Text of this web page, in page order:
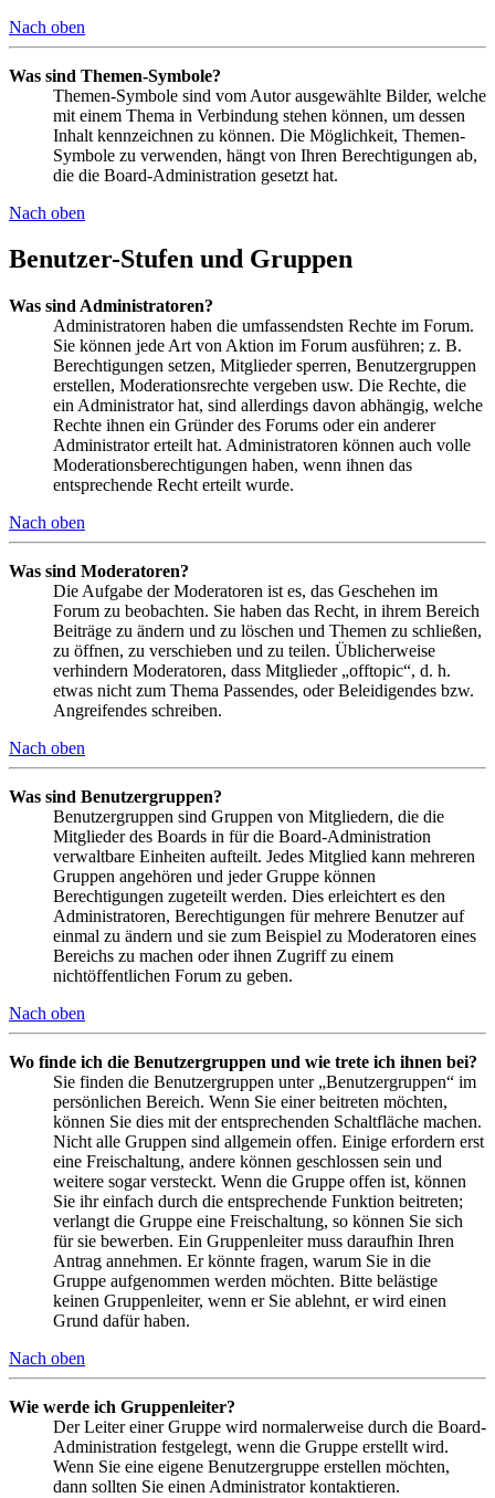
Nach oben
Was sind Themen-Symbole?
Themen-Symbole sind vom Autor ausgewählte Bilder, welche
mit einem Thema in Verbindung stehen können, um dessen
Inhalt kennzeichnen zu können. Die Möglichkeit, Themen-
Symbole zu verwenden, hängt von Ihren Berechtigungen ab,
die die Board-Administration gesetzt hat.
Nach oben
Benutzer-Stufen und Gruppen
Was sind Administratoren?
Administratoren haben die umfassendsten Rechte im Forum.
Sie können jede Art von Aktion im Forum ausführen; z. B.
Berechtigungen setzen, Mitglieder sperren, Benutzergruppen
erstellen, Moderationsrechte vergeben usw. Die Rechte, die
ein Administrator hat, sind allerdings davon abhängig, welche
Rechte ihnen ein Gründer des Forums oder ein anderer
Administrator erteilt hat. Administratoren können auch volle
Moderationsberechtigungen haben, wenn ihnen das
entsprechende Recht erteilt wurde.
Nach oben
Was sind Moderatoren?
Die Aufgabe der Moderatoren ist es, das Geschehen im
Forum zu beobachten. Sie haben das Recht, in ihrem Bereich
Beiträge zu ändern und zu löschen und Themen zu schließen,
zu öffnen, zu verschieben und zu teilen. Üblicherweise
verhindern Moderatoren, dass Mitglieder „offtopic“, d. h.
etwas nicht zum Thema Passendes, oder Beleidigendes bzw.
Angreifendes schreiben.
Nach oben
Was sind Benutzergruppen?
Benutzergruppen sind Gruppen von Mitgliedern, die die
Mitglieder des Boards in für die Board-Administration
verwaltbare Einheiten aufteilt. Jedes Mitglied kann mehreren
Gruppen angehören und jeder Gruppe können
Berechtigungen zugeteilt werden. Dies erleichtert es den
Administratoren, Berechtigungen für mehrere Benutzer auf
einmal zu ändern und sie zum Beispiel zu Moderatoren eines
Bereichs zu machen oder ihnen Zugriff zu einem
nichtöffentlichen Forum zu geben.
Nach oben
Wo finde ich die Benutzergruppen und wie trete ich ihnen bei?
Sie finden die Benutzergruppen unter „Benutzergruppen“ im
persönlichen Bereich. Wenn Sie einer beitreten möchten,
können Sie dies mit der entsprechenden Schaltfläche machen.
Nicht alle Gruppen sind allgemein offen. Einige erfordern erst
eine Freischaltung, andere können geschlossen sein und
weitere sogar versteckt. Wenn die Gruppe offen ist, können
Sie ihr einfach durch die entsprechende Funktion beitreten;
verlangt die Gruppe eine Freischaltung, so können Sie sich
für sie bewerben. Ein Gruppenleiter muss daraufhin Ihren
Antrag annehmen. Er könnte fragen, warum Sie in die
Gruppe aufgenommen werden möchten. Bitte belästige
keinen Gruppenleiter, wenn er Sie ablehnt, er wird einen
Grund dafür haben.
Nach oben
Wie werde ich Gruppenleiter?
Der Leiter einer Gruppe wird normalerweise durch die Board-
Administration festgelegt, wenn die Gruppe erstellt wird.
Wenn Sie eine eigene Benutzergruppe erstellen möchten,
dann sollten Sie einen Administrator kontaktieren.